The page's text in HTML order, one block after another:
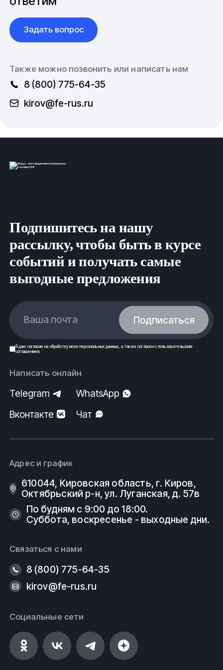
совсем с неожиданной стороны. Популярные
разделочные доски, используемые в мясной
промышленности, тоже изготавливаются
из капролона.
Задать вопрос
Также можно позвонить или написать нам
8 (800) 775-64-35
kirov@fe-rus.ru
Подпишитесь на нашу
рассылку, чтобы быть в курсе
событий и получать самые
выгодные предложения
Ваша почта Подписаться
Я даю согласие на обработку моих персональных данных , а также согласен спользовательским
соглашением.
Написать онлайн
Telegram
WhatsApp
Вконтакте
Чат
Адрес и график
610044, Кировская область, г. Киров, ​
Октябрьский р-н, ​ул. Луганская, д. 57в
По будням с 9:00 до 18:00.
Суббота, воскресенье - выходные дни.
Связаться с нами
8 (800) 775-64-35
kirov@fe-rus.ru
Социальные сети